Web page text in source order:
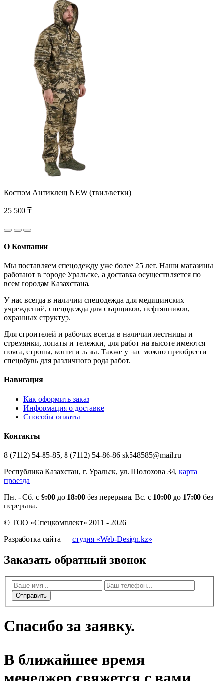
Костюм Антиклещ NEW (твил/ветки)
25 500 ₸
О Компании
Мы поставляем спецодежду уже более 25 лет. Наши магазины
работают в городе Уральске, а доставка осуществляется по
всем городам Казахстана.
У нас всегда в наличии спецодежда для медицинских
учреждений, спецодежда для сварщиков, нефтянников,
охранных структур.
Для строителей и рабочих всегда в наличии лестницы и
стремянки, лопаты и тележки, для работ на высоте имеются
пояса, стропы, когти и лазы. Также у нас можно приобрести
спецобувь для различного рода работ.
Навигация
Как оформить заказ
Информация о доставке
Способы оплаты
Контакты
8 (7112) 54-85-85, 8 (7112) 54-86-86 sk548585@mail.ru
Республика Казахстан, г. Уральск, ул. Шолохова 34, карта
проезда
Пн. - Cб. с 9:00 до 18:00 без перерыва. Вс. с 10:00 до 17:00 без
перерыва.
© ТОО «Спецкомплект» 2011 - 2026
Разработка сайта — студия «Web-Design.kz»
Заказать обратный звонок
Отправить
Спасибо за заявку.
В ближайшее время